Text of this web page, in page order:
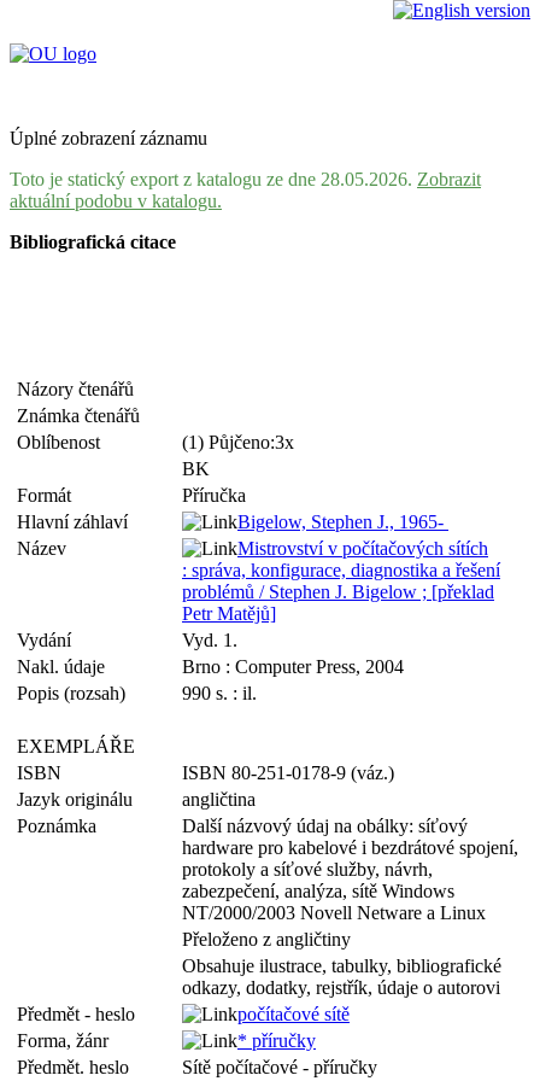
Úplné zobrazení záznamu
Toto je statický export z katalogu ze dne 28.05.2026. Zobrazit
aktuální podobu v katalogu.
Bibliografická citace
Názory čtenářů
Známka čtenářů
Oblíbenost
(1) Půjčeno:3x
BK
Formát
Příručka
Hlavní záhlaví
Bigelow, Stephen J., 1965-
Název
Mistrovství v počítačových sítích
: správa, konfigurace, diagnostika a řešení
problémů / Stephen J. Bigelow ; [překlad
Petr Matějů]
Vydání
Vyd. 1.
Nakl. údaje
Brno : Computer Press, 2004
Popis (rozsah)
990 s. : il.
EXEMPLÁŘE
ISBN
ISBN 80-251-0178-9 (váz.)
Jazyk originálu
angličtina
Poznámka
Další názvový údaj na obálky: síťový
hardware pro kabelové i bezdrátové spojení,
protokoly a síťové služby, návrh,
zabezpečení, analýza, sítě Windows
NT/2000/2003 Novell Netware a Linux
Přeloženo z angličtiny
Obsahuje ilustrace, tabulky, bibliografické
odkazy, dodatky, rejstřík, údaje o autorovi
Předmět - heslo
počítačové sítě
Forma, žánr
* příručky
Předmět. heslo
Sítě počítačové - příručky